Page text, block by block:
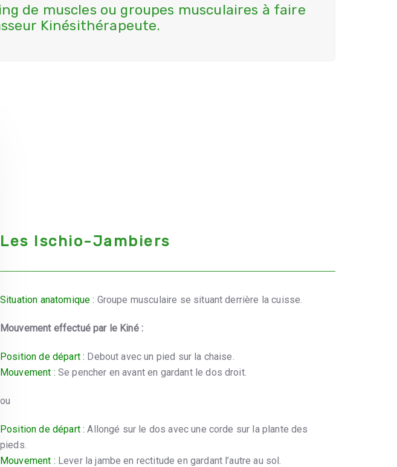
de muscles ou groupes musculaires à faire
Kinésithérapeute.
Les Ischio-Jambiers
Situation anatomique : Groupe musculaire se situant derrière la cuisse.
Mouvement effectué par le Kiné :
Position de départ : Debout avec un pied sur la chaise.
Mouvement : Se pencher en avant en gardant le dos droit.
ou
Position de départ : Allongé sur le dos avec une corde sur la plante des
pieds.
Mouvement : Lever la jambe en rectitude en gardant l’autre au sol.